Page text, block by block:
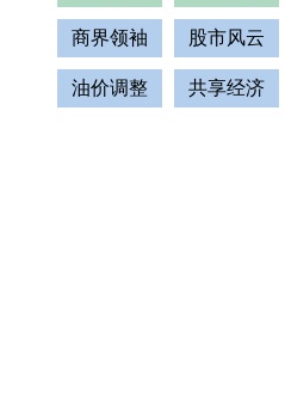
商界领袖 股市风云
油价调整 共享经济